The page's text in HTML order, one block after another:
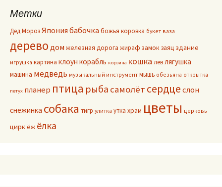
Метки
Дед МорозЯпония бабочкабожья коровка букет ваза
дереводомжелезная дорога жираф замокзаяц здание
игрушка картина клоун корабль корзина кошка левлягушка
машина медведь музыкальный инструмент мышь обезьяна открытка
петух планер птица рыба самолёт сердцеслон
снежинка собака тигр улитка утка храм цветы церковь
циркёж ёлка